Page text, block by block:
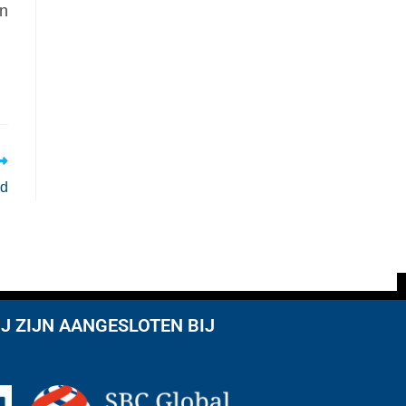
ZIJN AANGESLOTEN BIJ